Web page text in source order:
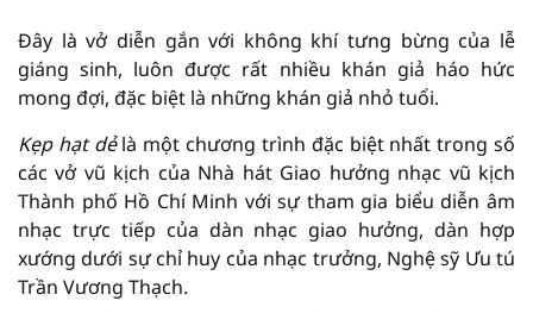
Đây là vở diễn gắn với không khí tưng bừng của lễ
giáng sinh, luôn được rất nhiều khán giả háo hức
mong đợi, đặc biệt là những khán giả nhỏ tuổi.
Kẹp hạt dẻlà một chương trình đặc biệt nhất trong số
các vở vũ kịch của Nhà hát Giao hưởng nhạc vũ kịch
Thành phố Hồ Chí Minh với sự tham gia biểu diễn âm
nhạc trực tiếp của dàn nhạc giao hưởng, dàn hợp
xướng dưới sự chỉ huy của nhạc trưởng, Nghệ sỹ Ưu tú
Trần Vương Thạch.